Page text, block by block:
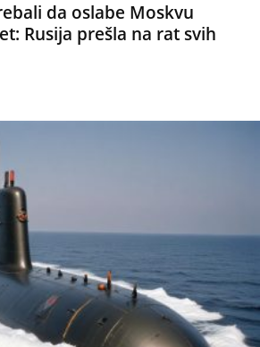
da oslabe Moskvu
Rusija prešla na rat svih